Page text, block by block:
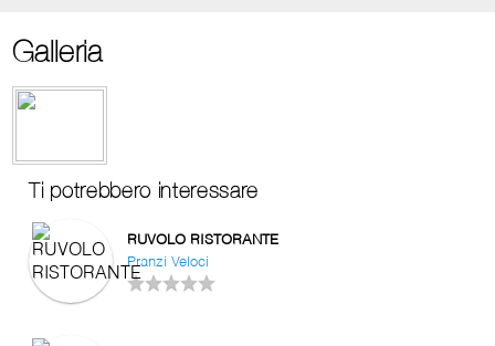
Galleria
Ti potrebbero interessare
RUVOLO RISTORANTE
Pranzi Veloci